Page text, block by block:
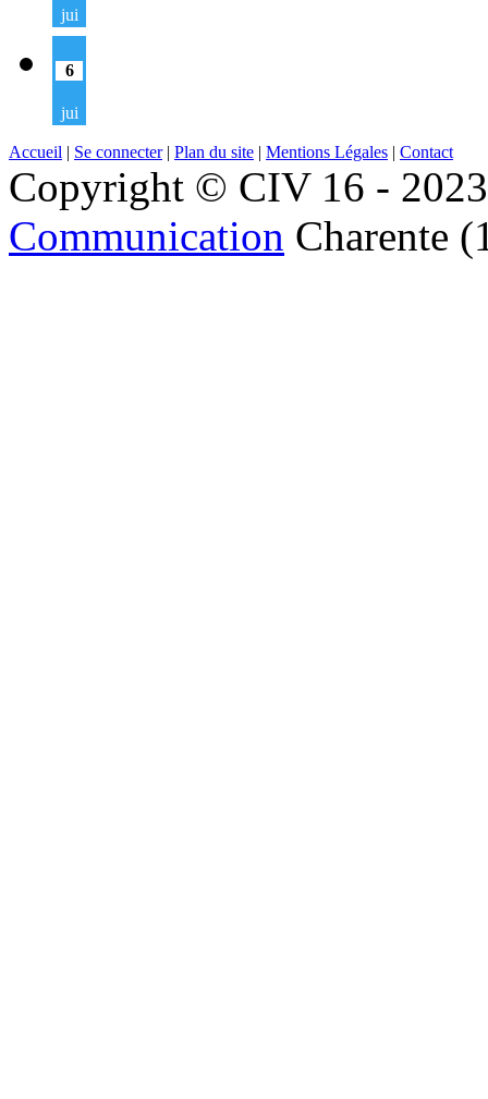
jui
6
jui
Accueil | Se connecter| Plan du site | Mentions Légales | Contact
Copyright © CIV 16 -
Communication Charente